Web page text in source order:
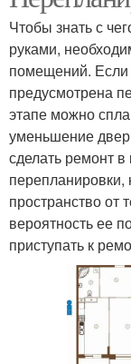
Чтобы знать с
руками,
помещений. Если
предусмотрена
этапе можно
уменьшение
сделать ремонт
перепланировки,
пространство от
вероятность ее
приступать к